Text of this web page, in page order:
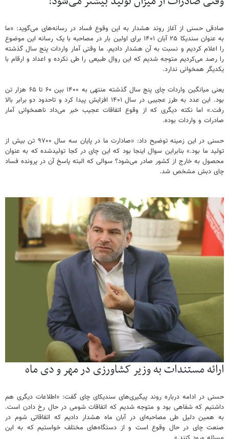
صادقی حسنی از آغاز روند هشدار به این وقوع فساد در رسانه‌های می‌گوید: «ما
به عنوان سندیکا ۲۵ آبان ۱۴۰۱ برای اولین بار در مصاحبه با یک رسانه این موضوع
را اعلام کردیم و نسبت به آن هشدار دادیم. ما وقتی آمار واردات پنج سال گذشته
را رصد می‌کردیم متوجه شدیم که این روال طبیعی را طی نکرده و اعداد و ارقام با
یکدیگر همخوانی ندارد.
یعنی میانگین واردات چای پنج سال گذشته منتهی به ۱۴۰۰ بین ۶۰ تا ۶۵ هزار تن
بود. این عدد به طرز عجیبی در سال ۱۴۰۱ افزایش پیدا کرد و تاحدود دو برابر بالا
رفت.» اما نکته دیگری که از وقوع اتفاقات عجیب خبر می‌داد ناهمخوانی آمار
صادرات و واردات بوده.
حسنی در این زمینه توضیح داد: «صادارت ما در پایان سه سال ۹۷۰۰ تن بیش از
تولید ما بود.» بنابراین سوال اینجا بود که این چای در کجا تولیدشده که به عنوان
محصول به خارج از کشور صادر می‌شود؟ سوالی که البته پاسخ آن در پرونده فساد
چای دبش مشخص شد.
ارائه مستندات به وزیر کشاورزی در مهر و دی ماه
حسنی در ادامه درباره روند پیگیری‌های سندیکای چای گفت: «اطلاعات دیگری هم
داشتیم که شفاهی بود و متوجه شدیم که اتفاقات شومی در حال رخ دادن است.
به همین دلیل طی مصاحبه‌ای در آبان ماه هشدار دادیم که اتفاقاتی شوم در
صنعت چای در حال وقوع است و از دستگاه‌های مختلف خواستیم که به این